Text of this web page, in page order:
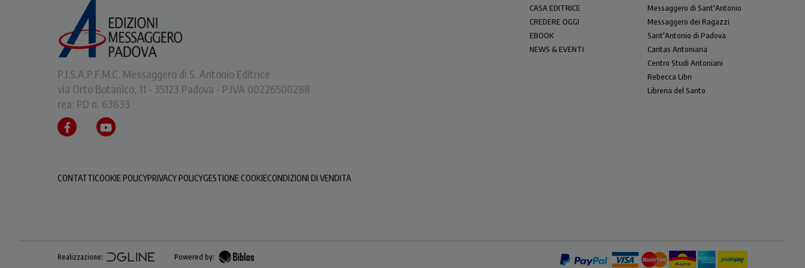
P.I.S.A.P.F.M.C. Messaggero di S. Antonio Editrice
via Orto Botanico, 11 - 35123 Padova - P.IVA 00226500288
rea: PD n. 63633
CONTATTICOOKIE POLICYPRIVACY POLICYGESTIONE COOKIECONDIZIONI DI VENDITA
CASA EDITRICE
CREDERE OGGI
EBOOK
NEWS & EVENTI
Messaggero di Sant'Antonio
Messaggero dei Ragazzi
Sant'Antonio di Padova
Caritas Antoniana
Centro Studi Antoniani
Rebecca Libri
Libreria del Santo
Realizzazione: Powered by: